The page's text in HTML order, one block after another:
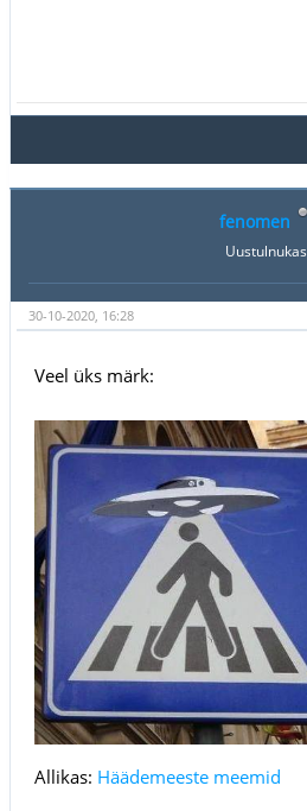
fenomen
Uustulnukas
30-10-2020, 16:28
Veel üks märk:
Allikas: Häädemeeste meemid